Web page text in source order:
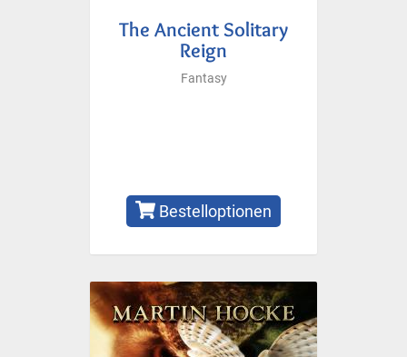
The Ancient Solitary
Reign
Fantasy
Bestelloptionen